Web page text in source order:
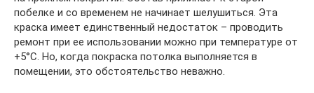
побелке и со временем не начинает шелушиться. Эта
краска имеет единственный недостаток – проводить
ремонт при ее использовании можно при температуре от
+5°С. Но, когда покраска потолка выполняется в
помещении, это обстоятельство неважно.